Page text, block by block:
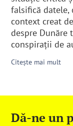
falsifică datele,
context creat
despre Dunăre
conspirații de
Citește mai mult
Dă-ne un